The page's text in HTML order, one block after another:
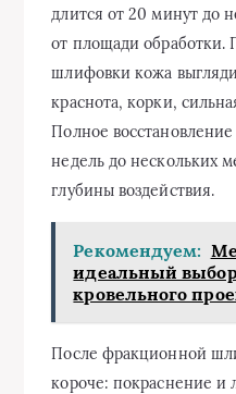
длится от 20 минут до
от площади обработки.
шлифовки кожа
краснота, корки,
Полное
недель до нескольких
глубины воздействия.
Рекомендуем:
идеальный
кровельного
После фракционной
короче: покраснение и